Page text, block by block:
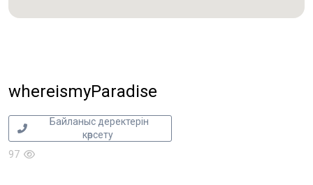
whereismyParadise
Байланыс деректерін
көрсету
97